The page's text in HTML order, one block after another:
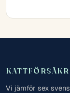
Vi jämför sex